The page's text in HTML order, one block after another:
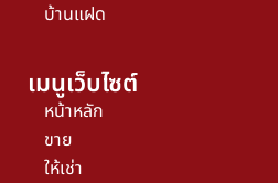
บ้านแฝด
เมนูเว็บไซต์
หน้าหลัก
ขาย
ให้เช่า